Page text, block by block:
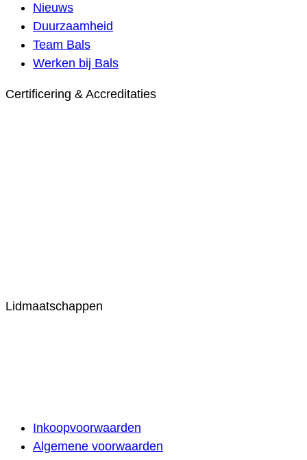
Nieuws
Duurzaamheid
Team Bals
Werken bij Bals
Certificering & Accreditaties
Lidmaatschappen
Inkoopvoorwaarden
Algemene voorwaarden